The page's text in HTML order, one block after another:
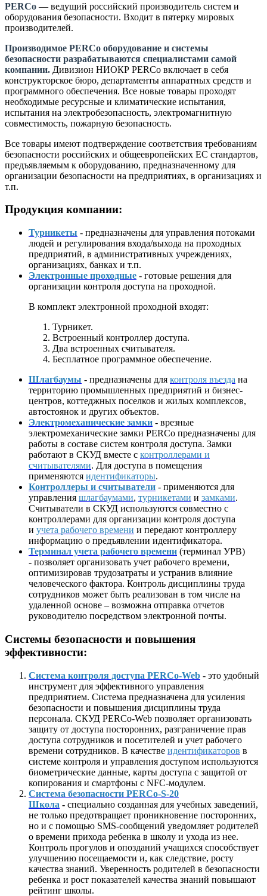
PERCo — ведущий российский производитель систем и
оборудования безопасности. Входит в пятерку мировых
производителей.
Производимое PERCo оборудование и системы
безопасности разрабатываются специалистами самой
компании. Дивизион НИОКР PERCo включает в себя
конструкторское бюро, департаменты аппаратных средств и
программного обеспечения. Все новые товары проходят
необходимые ресурсные и климатические испытания,
испытания на электробезопасность, электромагнитную
совместимость, пожарную безопасность.
Все товары имеют подтверждение соответствия требованиям
безопасности российских и общеевропейских ЕС стандартов,
предъявляемым к оборудованию, предназначенному для
организации безопасности на предприятиях, в организациях и
т.п.
Продукция компании:
Турникеты - предназначены для управления потоками
людей и регулирования входа/выхода на проходных
предприятий, в административных учреждениях,
организациях, банках и т.п.
Электронные проходные - готовые решения для
организации контроля доступа на проходной.
В комплект электронной проходной входят:
Турникет.
Встроенный контроллер доступа.
Два встроенных считывателя.
Бесплатное программное обеспечение.
Шлагбаумы - предназначены для контроля въезда на
территорию промышленных предприятий и бизнес-
центров, коттеджных поселков и жилых комплексов,
автостоянок и других объектов.
Электромеханические замки - врезные
электромеханические замки PERCo предназначены для
работы в составе систем контроля доступа. Замки
работают в СКУД вместе с контроллерами и
считывателями. Для доступа в помещения
применяются идентификаторы.
Контроллеры и считыватели - применяются для
управления шлагбаумами, турникетами и замками.
Считыватели в СКУД используются совместно с
контроллерами для организации контроля доступа
и учета рабочего времени и передают контроллеру
информацию о предъявлении идентификатора.
Терминал учета рабочего времени (терминал УРВ)
- позволяет организовать учет рабочего времени,
оптимизировав трудозатраты и устранив влияние
человеческого фактора. Контроль дисциплины труда
сотрудников может быть реализован в том числе на
удаленной основе – возможна отправка отчетов
руководителю посредством электронной почты.
Системы безопасности и повышения
эффективности:
Система контроля доступа PERCo-Web - это удобный
инструмент для эффективного управления
предприятием. Система предназначена для усиления
безопасности и повышения дисциплины труда
персонала. СКУД PERCo-Web позволяет организовать
защиту от доступа посторонних, разграничение прав
доступа сотрудников и посетителей и учет рабочего
времени сотрудников. В качестве идентификаторов в
системе контроля и управления доступом используются
биометрические данные, карты доступа с защитой от
копирования и смартфоны с NFC-модулем.
Система безопасности PERCo-S-20
Школа - специально созданная для учебных заведений,
не только предотвращает проникновение посторонних,
но и с помощью SMS-сообщений уведомляет родителей
о времени прихода ребенка в школу и ухода из нее.
Контроль прогулов и опозданий учащихся способствует
улучшению посещаемости и, как следствие, росту
качества знаний. Уверенность родителей в безопасности
ребенка и рост показателей качества знаний повышают
рейтинг школы.